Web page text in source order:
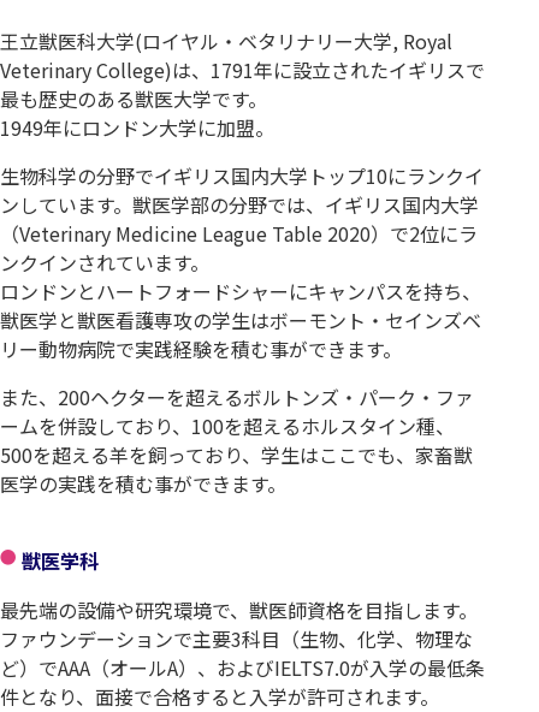
王立獣医科大学(ロイヤル・ベタリナリー大学, Royal
Veterinary College)は、1791年に設立されたイギリスで
最も歴史のある獣医大学です。
1949年にロンドン大学に加盟。
生物科学の分野でイギリス国内大学トップ10にランクイ
ンしています。獣医学部の分野では、イギリス国内大学
（Veterinary Medicine League Table 2020）で2位にラ
ンクインされています。
ロンドンとハートフォードシャーにキャンパスを持ち、
獣医学と獣医看護専攻の学生はボーモント・セインズベ
リー動物病院で実践経験を積む事ができます。
また、200ヘクターを超えるボルトンズ・パーク・ファ
ームを併設しており、100を超えるホルスタイン種、
500を超える羊を飼っており、学生はここでも、家畜獣
医学の実践を積む事ができます。
獣医学科
最先端の設備や研究環境で、獣医師資格を目指します。
ファウンデーションで主要3科目（生物、化学、物理な
ど）でAAA（オールA）、およびIELTS7.0が入学の最低条
件となり、面接で合格すると入学が許可されます。